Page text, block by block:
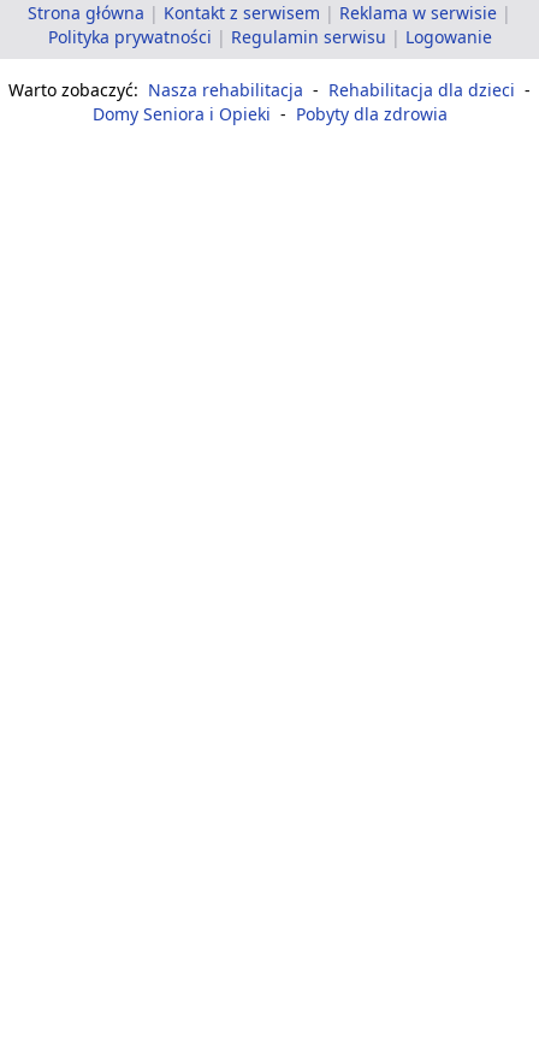
Strona główna | Kontakt z serwisem | Reklama w serwisie |
Polityka prywatności | Regulamin serwisu | Logowanie
Warto zobaczyć: Nasza rehabilitacja - Rehabilitacja dla dzieci -
Domy Seniora i Opieki - Pobyty dla zdrowia